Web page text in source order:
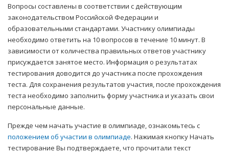
Вопросы составлены в соответствии с действующим
законодательством Российской Федерации и
образовательными стандартами. Участнику олимпиады
необходимо ответить на 10 вопросов в течение 10 минут. В
зависимости от количества правильных ответов участнику
присуждается занятое место. Информация о результатах
тестирования доводится до участника после прохождения
теста. Для сохранения результатов участия, после прохождения
теста необходимо заполнить форму участника и указать свои
персональные данные.
Прежде чем начать участие в олимпиаде, ознакомьтесь с
положением об участии в олимпиаде. Нажимая кнопку Начать
тестирование Вы подтверждаете, что прочитали текст